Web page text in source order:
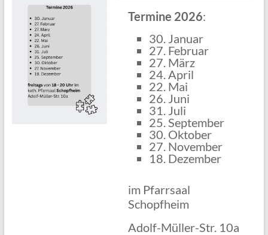
Termine 2026:
30. Januar
27. Februar
27. März
24. April
22. Mai
26. Juni
31. Juli
25. September
30. Oktober
27. November
18. Dezember
im Pfarrsaal
Schopfheim
Adolf-Müller-Str. 10a